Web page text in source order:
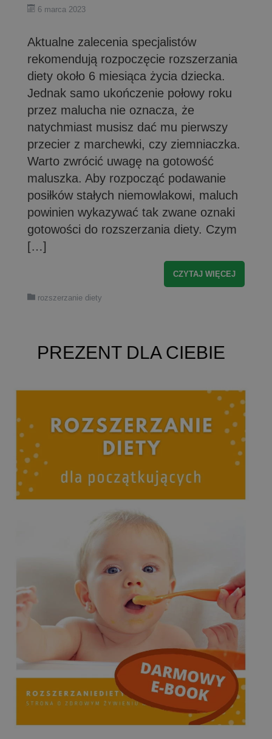
6 marca 2023
Aktualne zalecenia specjalistów
rekomendują rozpoczęcie rozszerzania
diety około 6 miesiąca życia dziecka.
Jednak samo ukończenie połowy roku
przez malucha nie oznacza, że
natychmiast musisz dać mu pierwszy
przecier z marchewki, czy ziemniaczka.
Warto zwrócić uwagę na gotowość
maluszka. Aby rozpocząć podawanie
posiłków stałych niemowlakowi, maluch
powinien wykazywać tak zwane oznaki
gotowości do rozszerzania diety. Czym
[…]
CZYTAJ WIĘCEJ
rozszerzanie diety
PREZENT DLA CIEBIE